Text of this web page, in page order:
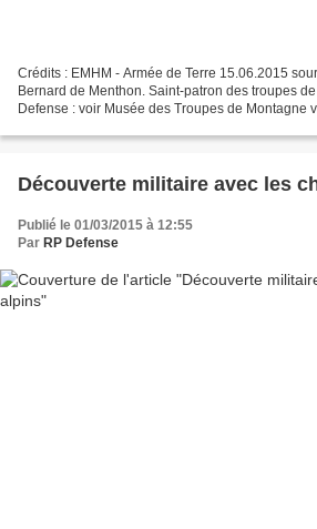
Crédits : EMHM - Armée de Terre 15.06.2015
Bernard de Menthon. Saint-patron des troupes
Defense : voir Musée des Troupes de Montagne
Découverte militaire avec les
Publié le 01/03/2015 à 12:55
Par RP Defense